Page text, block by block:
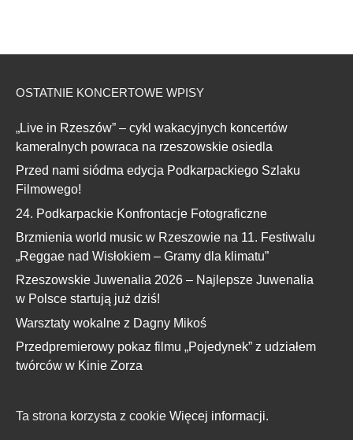
OSTATNIE KONCERTOWE WPISY
„Live in Rzeszów” – cykl wakacyjnych koncertów
kameralnych powraca na rzeszowskie osiedla
Przed nami siódma edycja Podkarpackiego Szlaku
Filmowego!
24. Podkarpackie Konfrontacje Fotograficzne
Brzmienia world music w Rzeszowie na 11. Festiwalu
„Reggae nad Wisłokiem – Gramy dla klimatu”
Rzeszowskie Juwenalia 2026 – Najlepsze Juwenalia
w Polsce startują już dziś!
Warsztaty wokalne z Dagny Mikoś
Przedpremierowy pokaz filmu „Pojedynek” z udziałem
twórców w Kinie Zorza
Ta strona korzysta z cookie Więcej informacji.